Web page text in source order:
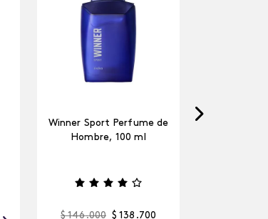
Winner Sport Perfume de
Hombre, 100 ml
$ 146.000 $ 138 .700